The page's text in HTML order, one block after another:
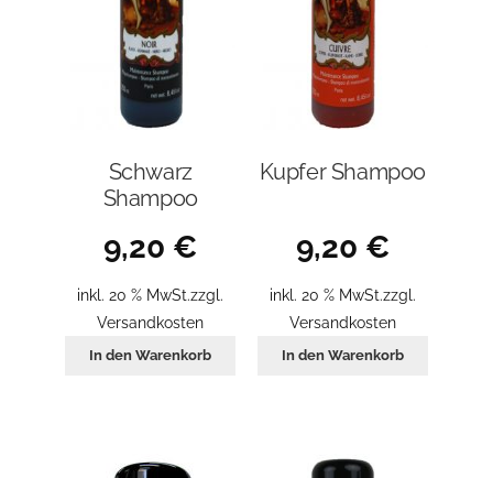
Schwarz
Shampoo
9,20 €
inkl. 20 % MwSt.zzgl.
Versandkosten
In den Warenkorb
Kupfer Shampoo
9,20 €
inkl. 20 % MwSt.zzgl.
Versandkosten
In den Warenkorb